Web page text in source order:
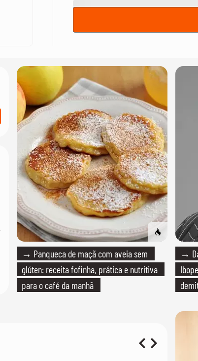
→ Panqueca de maçã com aveia sem
glúten: receita fofinha, prática e nutritiva
para o café da manhã
→